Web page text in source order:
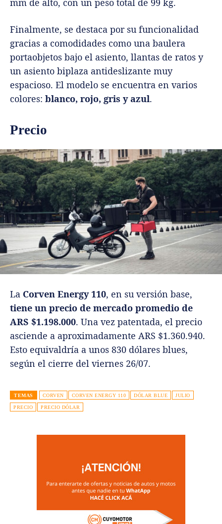
Finalmente, se destaca por su funcionalidad
gracias a comodidades como una baulera
portaobjetos bajo el asiento, llantas de ratos y
un asiento biplaza antideslizante muy
espacioso. El modelo se encuentra en varios
colores: blanco, rojo, gris y azul.
Precio
La Corven Energy 110, en su versión base,
tiene un precio de mercado promedio de
ARS $1.198.000. Una vez patentada, el precio
asciende a aproximadamente ARS $1.360.940.
Esto equivaldría a unos 830 dólares blues,
según el cierre del viernes 26/07.
TEMAS CORVEN CORVEN ENERGY 110 DÓLAR BLUE JULIO
PRECIO PRECIO DÓLAR